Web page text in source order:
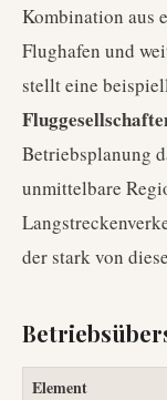
Kombination aus
Flughafen und
stellt eine
Betriebsplanung
unmittelbare
der stark von
Element